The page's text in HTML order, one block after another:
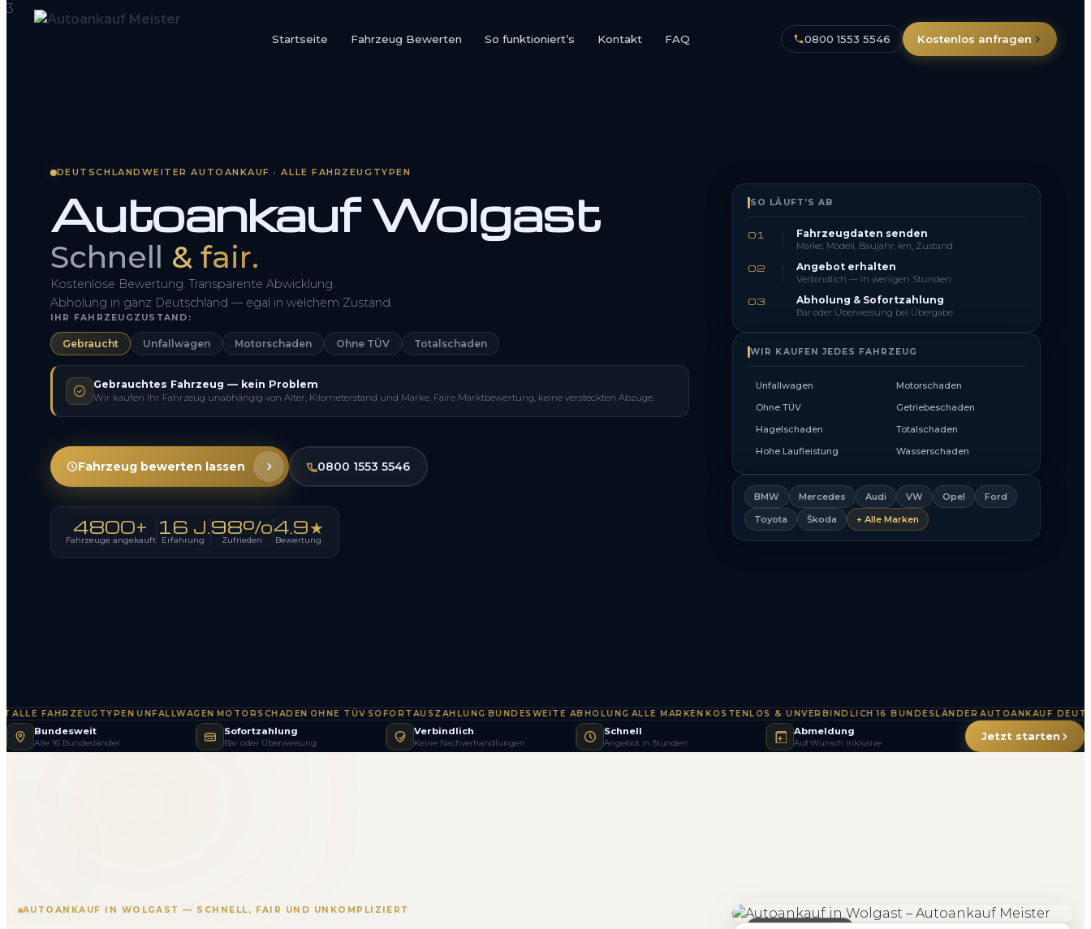
Startseite Fahrzeug Bewerten So funktioniert’s Kontakt FAQ 0800 1553 5546 Kostenlos anfragen
So funktioniert’s
Kostenlos anfragen
DEUTSCHLANDWEITER AUTOANKAUF · ALLE FAHRZEUGTYPEN
Autoankauf Wolgast
Schnell & fair.
Kostenlose Bewertung. Transparente Abwicklung.
Abholung in ganz Deutschland — egal in welchem Zustand.
IHR FAHRZEUGZUSTAND:
Gebraucht Unfallwagen Motorschaden Ohne TÜV Totalschaden
Gebrauchtes Fahrzeug — kein Problem
Wir kaufen Ihr Fahrzeug unabhängig von Alter, Kilometerstand und Marke. Faire Marktbewertung, keine versteckten Abzüge.
Fahrzeug bewerten lassen 0800 1553 5546
4800+
Fahrzeuge angekauft
16 J.
Erfahrung
98%
Zufrieden
4.9★
Bewertung
SO LÄUFT’S AB
01 Fahrzeugdaten senden
Marke, Modell, Baujahr, km, Zustand
02 Angebot erhalten
Verbindlich — in wenigen Stunden
03 Abholung & Sofortzahlung
Bar oder Überweisung bei Übergabe
WIR KAUFEN JEDES FAHRZEUG
Unfallwagen
Motorschaden
Ohne TÜV
Getriebeschaden
Hagelschaden
Totalschaden
Hohe Laufleistung
Wasserschaden
BMW Mercedes Audi VW Opel
Ford
Toyota
Škoda + Alle Marken
FAHRZEUGTYPEN·UNFALLWAGEN·MOTORSCHADEN·OHNE TÜV·SOFORTAUSZAHLUNG·BUNDESWEITE ABHOLUNG·ALLE MARKEN·KOSTENLOS & UNVERBINDLICH·16 BUNDESLÄNDER·AUTOANKAUF
Bundesweit
Alle 16 Bundesländer
Sofortzahlung
Bar oder Überweisung
Verbindlich
Keine Nachverhandlungen
Schnell
Angebot in Stunden
Abmeldung
Auf Wunsch inklusive Jetzt starten
AUTOANKAUF IN WOLGAST — SCHNELL, FAIR UND UNKOMPLIZIERT